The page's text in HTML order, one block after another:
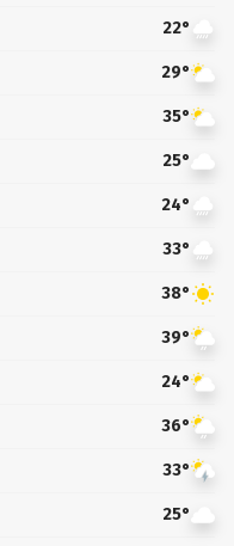
22°
29°
35°
25°
24°
33°
38°
39°
24°
36°
33°
25°